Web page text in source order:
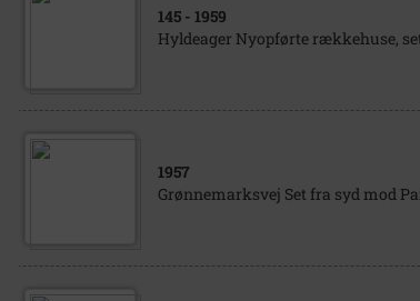
145 - 1959
Hyldeager Nyopførte rækkehuse,
1957
Grønnemarksvej Set fra syd mod